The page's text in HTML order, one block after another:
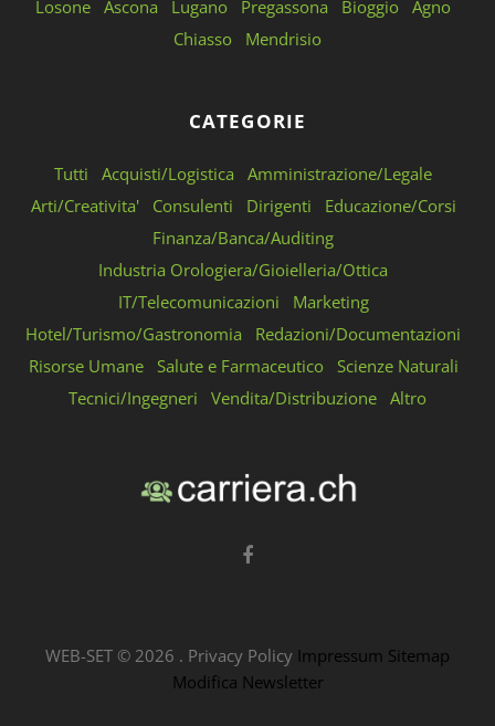
Losone Ascona Lugano Pregassona Bioggio Agno
Chiasso
Mendrisio
CATEGORIE
Tutti Acquisti/Logistica
Amministrazione/Legale
Arti/Creativita'
Consulenti Dirigenti
Educazione/Corsi
Finanza/Banca/Auditing
Industria Orologiera/Gioielleria/Ottica
IT/Telecomunicazioni
Marketing
Hotel/Turismo/Gastronomia
Redazioni/Documentazioni
Risorse Umane
Salute e Farmaceutico
Scienze Naturali
Tecnici/Ingegneri
Vendita/Distribuzione Altro
WEB-SET © 2026 . Privacy Policy Impressum Sitemap
Modifica Newsletter